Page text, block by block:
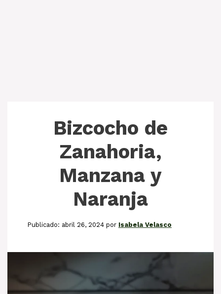
Bizcocho de
Zanahoria,
Manzana y
Naranja
abril 26, 2024 por Isabela Velasco